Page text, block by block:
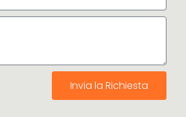
Invia la Richiesta